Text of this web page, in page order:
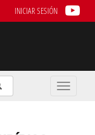
INICIAR SESIÓN
Toggle